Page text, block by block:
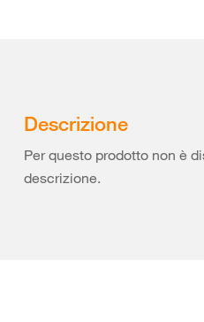
Descrizione
Per questo prodotto non è
descrizione.